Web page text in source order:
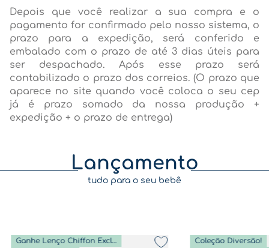
Depois que você realizar a sua compra e o
pagamento for confirmado pelo nosso sistema, o
prazo para a expedição, será conferido e
embalado com o prazo de até 3 dias úteis para
ser despachado. Após esse prazo será
contabilizado o prazo dos correios. (O prazo que
aparece no site quando você coloca o seu cep
já é prazo somado da nossa produção +
expedição + o prazo de entrega)
Lançamento
tudo para o seu bebê
Ganhe Lenço Chiffon Exclusivo
Coleção Diversão!